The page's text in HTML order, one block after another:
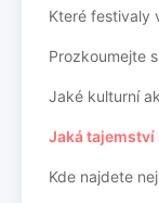
Které festivaly
Prozkoumejte
Jaké kulturní
Jaká tajemství
Kde najdete